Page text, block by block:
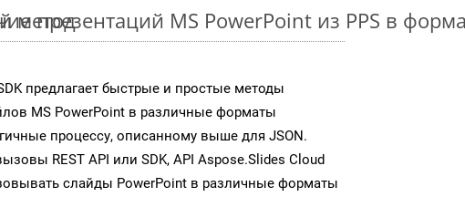
метод
презентаций MS PowerPoint из PPS в
предлагает быстрые и простые методы
MS PowerPoint в различные форматы
процессу, описанному выше для JSON.
REST API или SDK, API Aspose.Slides Cloud
слайды PowerPoint в различные форматы